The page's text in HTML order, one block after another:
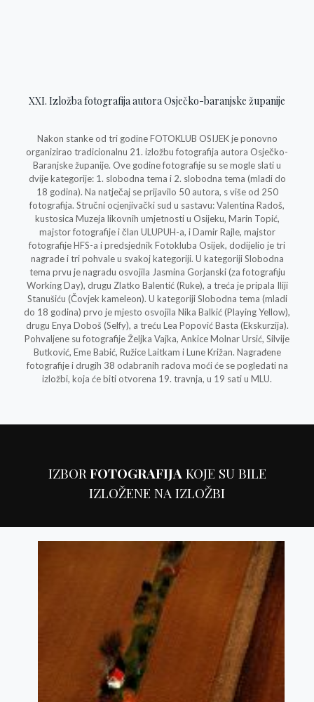
XXI. Izložba fotografija autora Osječko-baranjske županije
Nakon stanke od tri godine FOTOKLUB OSIJEK je ponovno
organizirao tradicionalnu 21. izložbu fotografija autora Osječko-
Baranjske županije. Ove godine fotografije su se mogle slati u
dvije kategorije: 1. slobodna tema i 2. slobodna tema (mladi do
18 godina). Na natječaj se prijavilo 50 autora, s više od 250
fotografija. Stručni ocjenjivački sud u sastavu: Valentina Radoš,
kustosica Muzeja likovnih umjetnosti u Osijeku, Marin Topić,
majstor fotografije i član ULUPUH-a, i Damir Rajle, majstor
fotografije HFS-a i predsjednik Fotokluba Osijek, dodijelio je tri
nagrade i tri pohvale u svakoj kategoriji. U kategoriji Slobodna
tema prvu je nagradu osvojila Jasmina Gorjanski (za fotografiju
Working Day), drugu Zlatko Balentić (Ruke), a treća je pripala Iliji
Stanušiću (Čovjek kameleon). U kategoriji Slobodna tema (mladi
do 18 godina) prvo je mjesto osvojila Nika Balkić (Playing Yellow),
drugu Enya Doboš (Selfy), a treću Lea Popović Basta (Ekskurzija).
Pohvaljene su fotografije Željka Vajka, Ankice Molnar Ursić, Silvije
Butković, Eme Babić, Ružice Laitkam i Lune Križan. Nagrađene
fotografije i drugih 38 odabranih radova moći će se pogledati na
izložbi, koja će biti otvorena 19. travnja, u 19 sati u MLU.
IZBOR FOTOGRAFIJA KOJE SU BILE
IZLOŽENE NA IZLOŽBI